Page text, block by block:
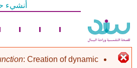
الرئيسي
أنشيء
: Creation of dynamic